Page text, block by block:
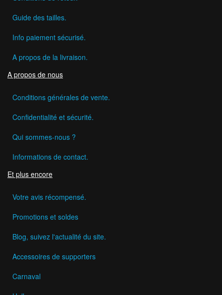
Guide des tailles.
Info paiement sécurisé.
A propos de la livraison.
A propos de nous
Conditions générales de vente.
Confidentialité et sécurité.
Qui sommes-nous ?
Informations de contact.
Et plus encore
Votre avis récompensé.
Promotions et soldes
Blog, suivez l'actualité du site.
Accessoires de supporters
Carnaval